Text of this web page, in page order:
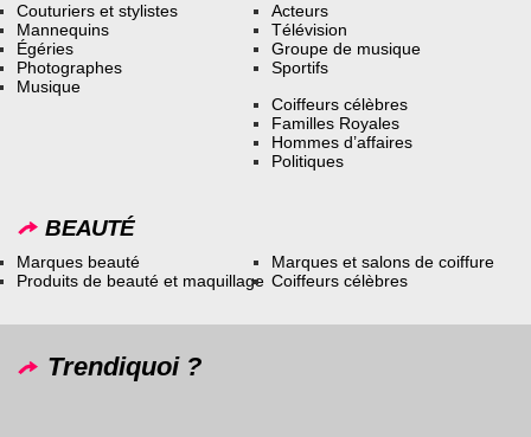
Couturiers et stylistes
Mannequins
Égéries
Photographes
Musique
Acteurs
Télévision
Groupe de musique
Sportifs
Coiffeurs célèbres
Familles Royales
Hommes d’affaires
Politiques
BEAUTÉ
Marques beauté
Produits de beauté et maquillage
Marques et salons de coiffure
Coiffeurs célèbres
Trendiquoi ?